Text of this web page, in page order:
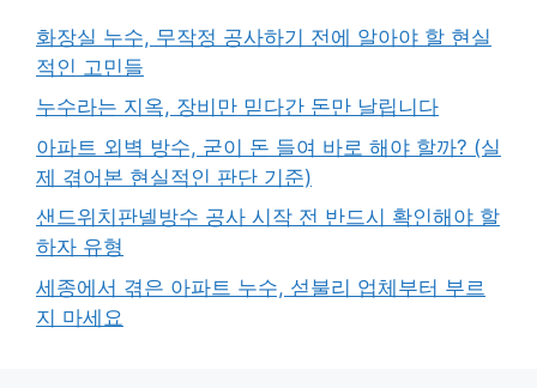
화장실 누수, 무작정 공사하기 전에 알아야 할 현실
적인 고민들
누수라는 지옥, 장비만 믿다간 돈만 날립니다
아파트 외벽 방수, 굳이 돈 들여 바로 해야 할까? (실
제 겪어본 현실적인 판단 기준)
샌드위치판넬방수 공사 시작 전 반드시 확인해야 할
하자 유형
세종에서 겪은 아파트 누수, 섣불리 업체부터 부르
지 마세요